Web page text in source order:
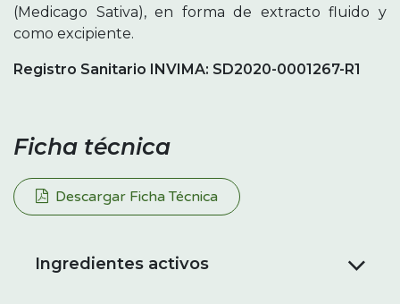
(Medicago Sativa), en forma de extracto fluido y
como excipiente.
Registro Sanitario INVIMA: SD2020-0001267-R1
Ficha técnica
Descargar Ficha Técnica
Ingredientes activos